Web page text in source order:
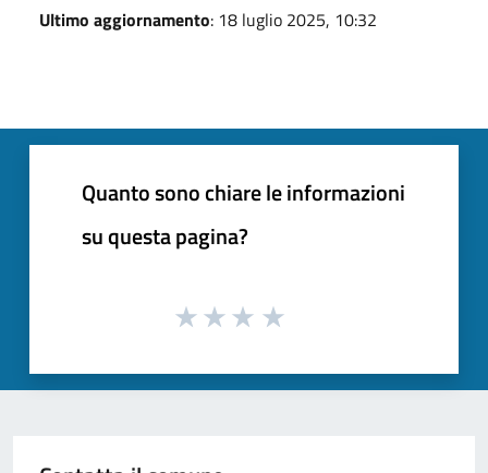
Ultimo aggiornamento: 18 luglio 2025, 10:32
Quanto sono chiare le informazioni
su questa pagina?